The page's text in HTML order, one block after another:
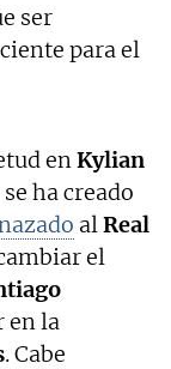
ser
para el
enKylian
ha creado
alReal
el
en la
. Cabe